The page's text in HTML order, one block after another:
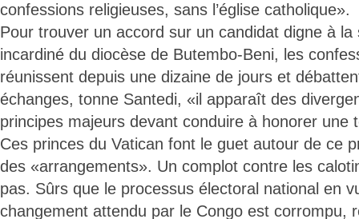
confessions religieuses, sans l’église catholique».
Pour trouver un accord sur un candidat digne à
incardiné du diocèse de Butembo-Beni, les
réunissent depuis une dizaine de jours et
échanges, tonne Santedi, «il apparaît des
principes majeurs devant conduire à honorer une
Ces princes du Vatican font le guet autour de ce
des «arrangements». Un complot contre les
pas. Sûrs que le processus électoral national en
changement attendu par le Congo est corrompu,